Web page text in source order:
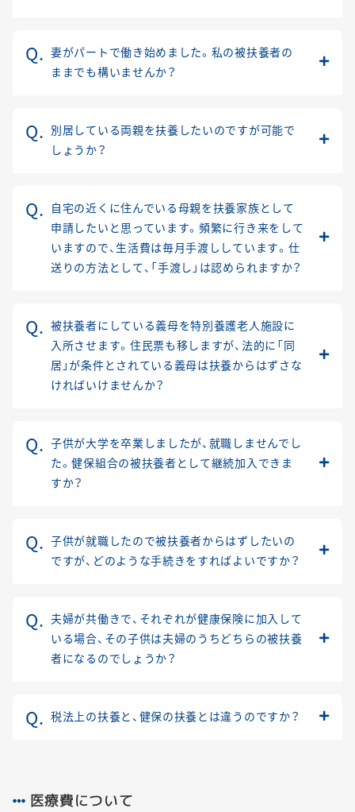
妻がパートで働き始めました。私の被扶養者の
ままでも構いませんか？
別居している両親を扶養したいのですが可能で
しょうか？
自宅の近くに住んでいる母親を扶養家族として
申請したいと思っています。頻繁に行き来をして
いますので、生活費は毎月手渡ししています。仕
送りの方法として、「手渡し」は認められますか？
被扶養者にしている義母を特別養護老人施設に
入所させます。住民票も移しますが、法的に「同
居」が条件とされている義母は扶養からはずさな
ければいけませんか？
子供が大学を卒業しましたが、就職しませんでし
た。健保組合の被扶養者として継続加入できま
すか？
子供が就職したので被扶養者からはずしたいの
ですが、どのような手続きをすればよいですか？
夫婦が共働きで、それぞれが健康保険に加入して
いる場合、その子供は夫婦のうちどちらの被扶養
者になるのでしょうか？
税法上の扶養と、健保の扶養とは違うのですか？
医療費について